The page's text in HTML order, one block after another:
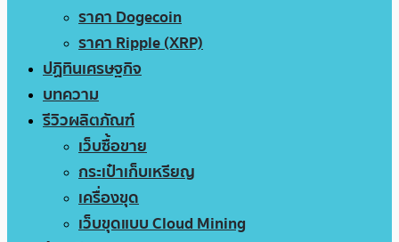
ราคา Dogecoin
ราคา Ripple (XRP)
ปฏิทินเศรษฐกิจ
บทความ
รีวิวผลิตภัณฑ์
เว็บซื้อขาย
กระเป๋าเก็บเหรียญ
เครื่องขุด
เว็บขุดแบบ Cloud Mining